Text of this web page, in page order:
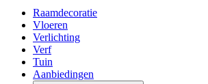
Raamdecoratie
Vloeren
Verlichting
Verf
Tuin
Aanbiedingen